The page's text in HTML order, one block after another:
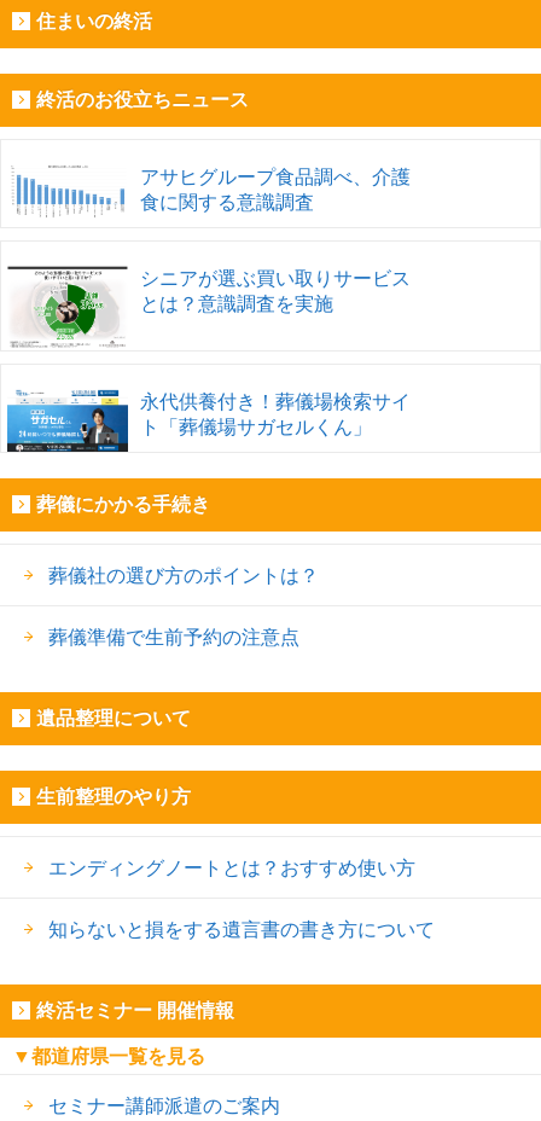
住まいの終活
終活のお役立ちニュース
アサヒグループ食品調べ、介護
食に関する意識調査
シニアが選ぶ買い取りサービス
とは？意識調査を実施
永代供養付き！葬儀場検索サイ
ト「葬儀場サガセルくん」
葬儀にかかる手続き
葬儀社の選び方のポイントは？
葬儀準備で生前予約の注意点
遺品整理について
生前整理のやり方
エンディングノートとは？おすすめ使い方
知らないと損をする遺言書の書き方について
終活セミナー 開催情報
▼都道府県一覧を見る
セミナー講師派遣のご案内